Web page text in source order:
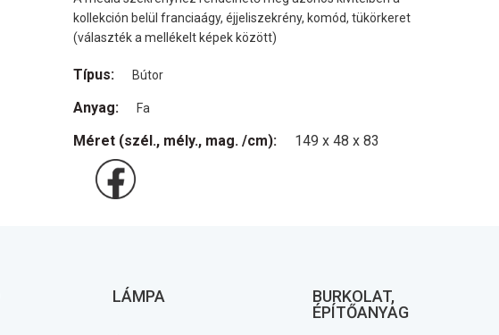
kollekción belül franciaágy, éjjeliszekrény, komód, tükörkeret
(választék a mellékelt képek között)
Típus: Bútor
Anyag: Fa
Méret (szél., mély., mag. /cm): 149 x 48 x 83
LÁMPA
BURKOLAT,
ÉPÍTŐANYAG